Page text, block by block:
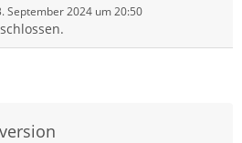
September 2024 um 20:50